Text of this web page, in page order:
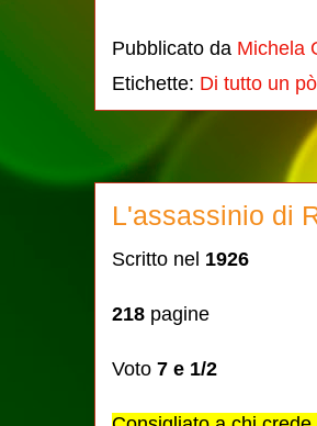
Pubblicato da Michela
Etichette: Di tutto un pò
L'assassinio di
Scritto nel 1926
218 pagine
Voto 7 e 1/2